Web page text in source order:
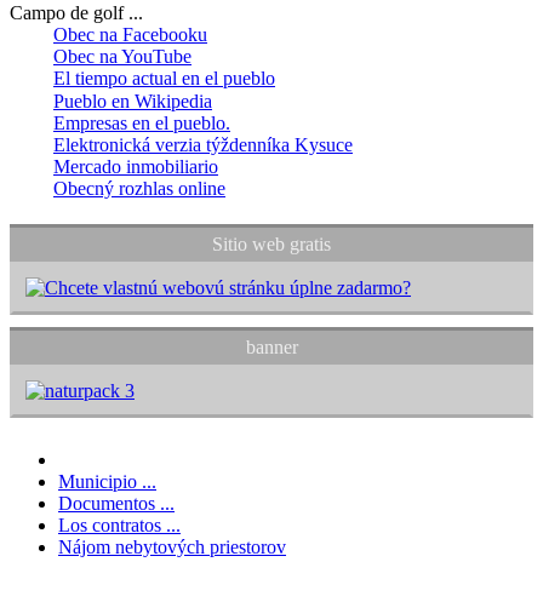
Campo de golf ...
Obec na Facebooku
Obec na YouTube
El tiempo actual en el pueblo
Pueblo en Wikipedia
Empresas en el pueblo.
Elektronická verzia týždenníka Kysuce
Mercado inmobiliario
Obecný rozhlas online
Sitio web gratis
banner
Municipio ...
Documentos ...
Los contratos ...
Nájom nebytových priestorov